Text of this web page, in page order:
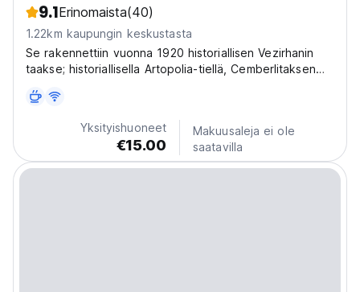
9.1Erinomaista(40)
1.22km kaupungin keskustasta
Se rakennettiin vuonna 1920 historiallisen Vezirhanin
taakse; historiallisella Artopolia-tiellä, Cemberlitaksen
tuomioistuimen, hippodromin, antiikkipalatsin ja Koprulun
kirjaston välissä. Se on yksi Eminun alueen...
Yksityishuoneet
€15.00
Makuusaleja ei ole
saatavilla